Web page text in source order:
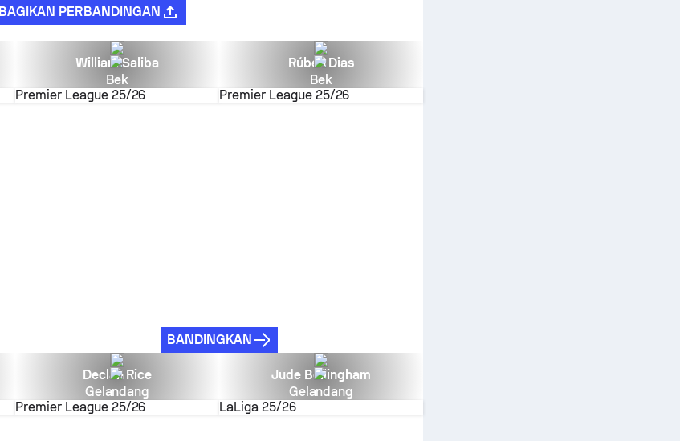
BAGIKAN PERBANDINGAN
William Saliba
Bek
Premier League 25/26
Rúben Dias
Bek
Premier League 25/26
BANDINGKAN
Declan Rice
Gelandang
Premier League 25/26
Jude Bellingham
Gelandang
LaLiga 25/26